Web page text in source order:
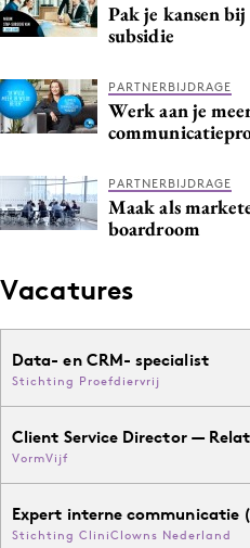
Pak je kansen
subsidie
PARTNERBIJDRAGE
Werk aan je
PARTNERBIJDRAGE
Maak als
boardroom
Vacatures
Data- en CRM- specialist
Stichting Proefdiervrij
Client Service Director —
VormVijf
Expert interne communicatie
Stichting CliniClowns Nederland